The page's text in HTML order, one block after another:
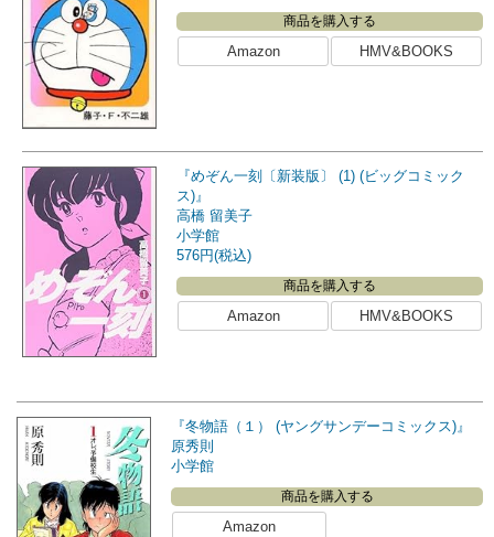
商品を購入する
Amazon HMV&BOOKS
『めぞん一刻〔新装版〕 (1) (ビッグコミック
ス)』
高橋 留美子
小学館
576円(税込)
商品を購入する
Amazon HMV&BOOKS
『冬物語（１） (ヤングサンデーコミックス)』
原秀則
小学館
商品を購入する
Amazon